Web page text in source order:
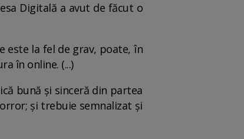
Digitală a avut de făcut o
este la fel de grav, poate, în
în online. (...)
bună și sinceră din partea
și trebuie semnalizat și